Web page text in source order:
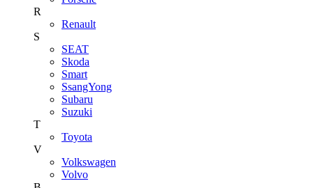
R
Renault
S
SEAT
Skoda
Smart
SsangYong
Subaru
Suzuki
T
Toyota
V
Volkswagen
Volvo